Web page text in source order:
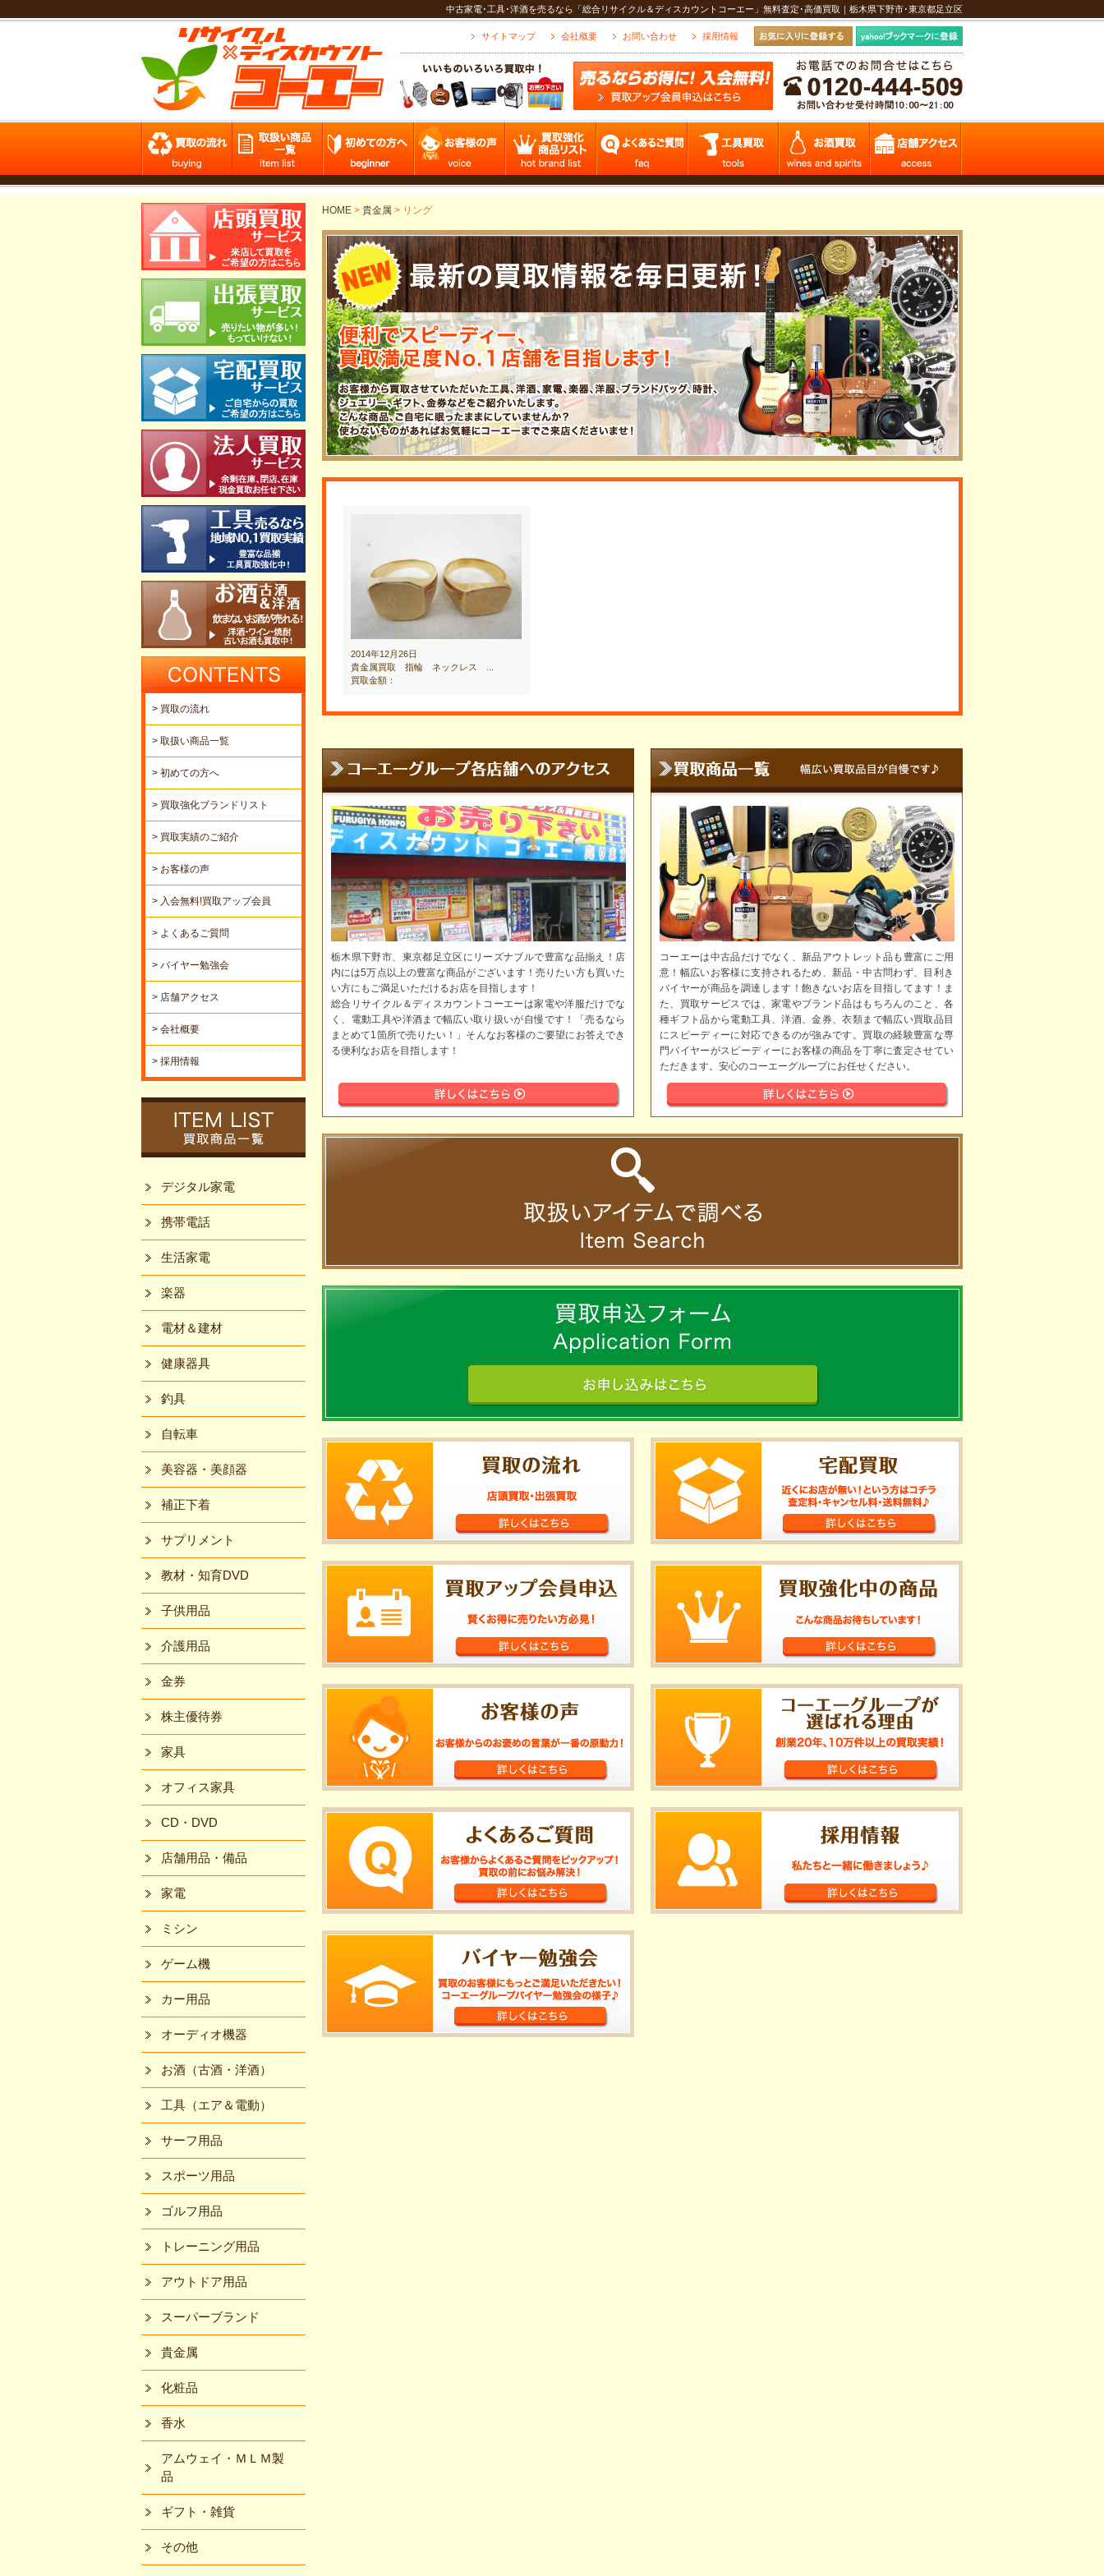
中古家電･工具･洋酒を売るなら「総合リサイクル＆ディスカウントコーエー」無料査定･高価買取｜栃木県下野市･東京都足立区
サイトマップ 会社概要 お問い合わせ 採用情報
HOME > 貴金属 > リング
2014年12月26日
貴金属買取 指輪 ネックレス ...
買取金額：
栃木県下野市、東京都足立区にリーズナブルで豊富な品揃え！店
内には5万点以上の豊富な商品がございます！売りたい方も買いた
い方にもご満足いただけるお店を目指します！
総合リサイクル＆ディスカウントコーエーは家電や洋服だけでな
く、電動工具や洋酒まで幅広い取り扱いが自慢です！「売るなら
まとめて1箇所で売りたい！」そんなお客様のご要望にお答えでき
る便利なお店を目指します！
コーエーは中古品だけでなく、新品アウトレット品も豊富にご用
意！幅広いお客様に支持されるため、新品・中古問わず、目利き
バイヤーが商品を調達します！飽きないお店を目指してます！ま
た、買取サービスでは、家電やブランド品はもちろんのこと、各
種ギフト品から電動工具、洋酒、金券、衣類まで幅広い買取品目
にスピーディーに対応できるのが強みです。買取の経験豊富な専
門バイヤーがスピーディーにお客様の商品を丁寧に査定させてい
ただきます。安心のコーエーグループにお任せください。
> 買取の流れ
> 取扱い商品一覧
> 初めての方へ
> 買取強化ブランドリスト
> 買取実績のご紹介
> お客様の声
> 入会無料!買取アップ会員
> よくあるご質問
> バイヤー勉強会
> 店舗アクセス
> 会社概要
> 採用情報
デジタル家電
携帯電話
生活家電
楽器
電材＆建材
健康器具
釣具
自転車
美容器・美顔器
補正下着
サプリメント
教材・知育DVD
子供用品
介護用品
金券
株主優待券
家具
オフィス家具
CD・DVD
店舗用品・備品
家電
ミシン
ゲーム機
カー用品
オーディオ機器
お酒（古酒・洋酒）
工具（エア＆電動）
サーフ用品
スポーツ用品
ゴルフ用品
トレーニング用品
アウトドア用品
スーパーブランド
貴金属
化粧品
香水
アムウェイ・ＭＬＭ製
品
ギフト・雑貨
その他